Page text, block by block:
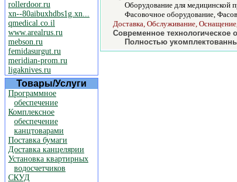
rollerdoor.ru
xn--80aibuxhdbs1g.xn...
qmedical.co.il
www.arealrus.ru
mebson.ru
femidasurgut.ru
meridian-prom.ru
ligaknives.ru
Товары/Услуги
Программное
обеспечение
Комплексное
обеспечение
канцтоварами
Поставка бумаги
Доставка канцелярии
Установка квартирных
водосчетчиков
СКУД
Оборудование для медицинской
Фасовочное оборудование,
Доставка, Обслуживание,
Современное технологическое
Полностью